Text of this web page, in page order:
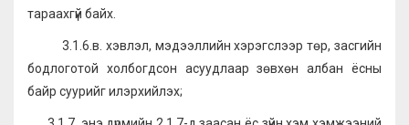
тараахгүй байх.
3.1.6.в. хэвлэл, мэдээллийн хэрэгслээр төр, засгийн
бодлоготой холбогдсон асуудлаар зөвхөн албан ёсны
байр суурийг илэрхийлэх;